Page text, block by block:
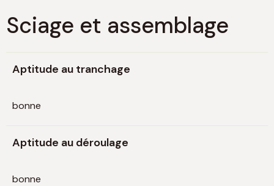
Sciage et assemblage
Aptitude au tranchage
bonne
Aptitude au déroulage
bonne